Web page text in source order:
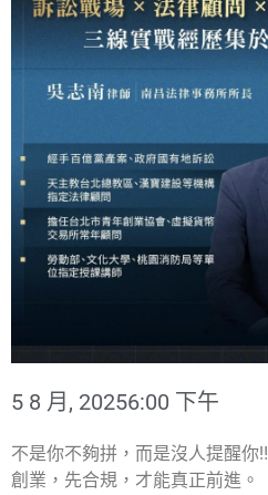
5 8 月, 20256:00 下午
不是你不夠拼，而是沒人提醒你‼️
創業，先合規，才能真正前進。